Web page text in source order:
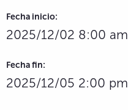
Fecha inicio:
2025/12/02 8:00 am
Fecha fin:
2025/12/05 2:00 pm